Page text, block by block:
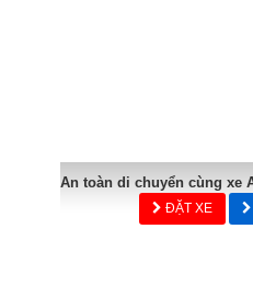
An toàn di chuyển cùng xe
ĐẶT XE